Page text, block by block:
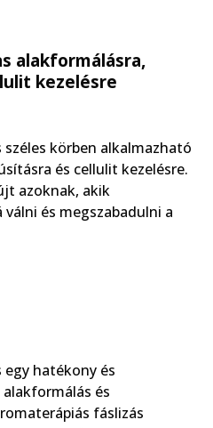
alakformálásra,
kezelésre
körben alkalmazható
és cellulit kezelésre.
azoknak, akik
és megszabadulni a
hatékony és
és
fáslizás